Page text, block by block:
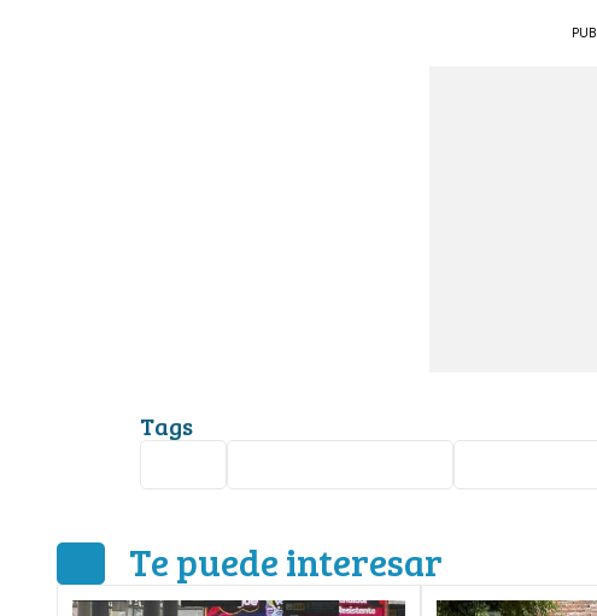
Tags
Te puede interesar